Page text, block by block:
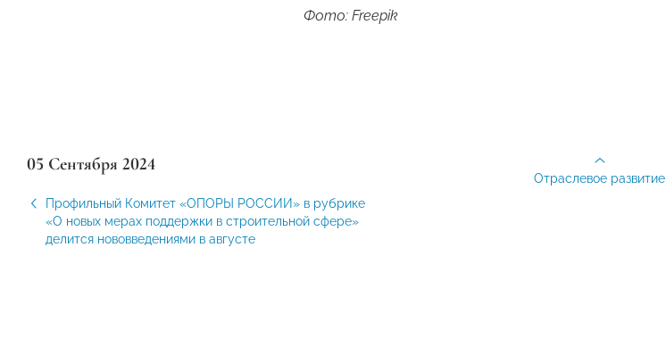
Фото: Freepik
05 Сентября 2024
Профильный Комитет «ОПОРЫ РОССИИ» в рубрике
«О новых мерах поддержки в строительной сфере»
делится нововведениями в августе
Отраслевое развитие